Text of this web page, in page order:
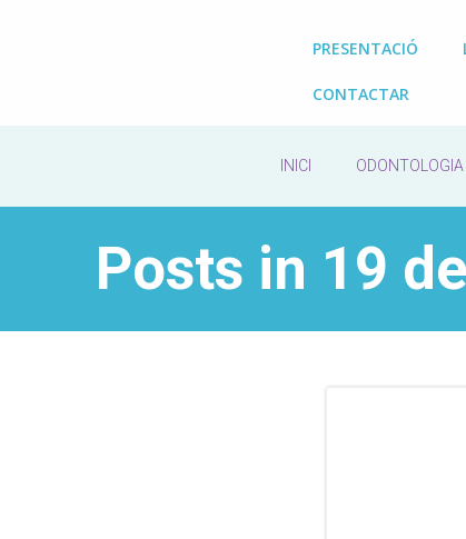
PRESENTACIÓ
CONTACTAR
INICI ODONTOLOGIA
Posts in 19